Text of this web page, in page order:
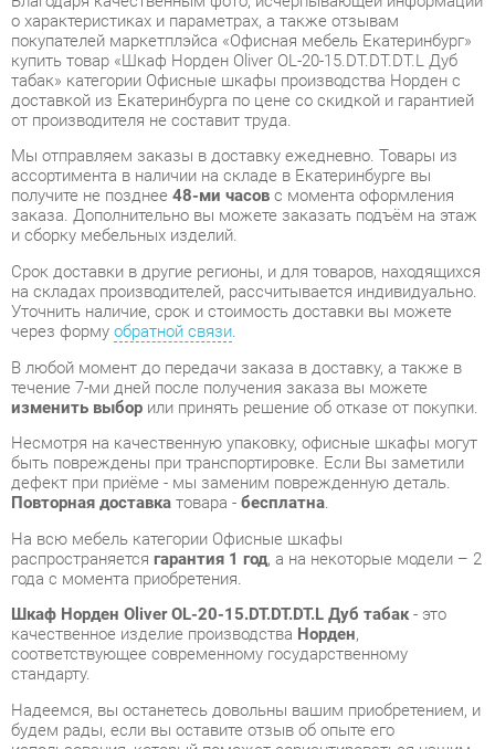
от производителя не составит труда.
Мы отправляем заказы в доставку ежедневно. Товары из
ассортимента в наличии на складе в Екатеринбурге вы
получите не позднее48-ми часовс момента оформления
заказа. Дополнительно вы можете заказать подъём на этаж
и сборку мебельных изделий.
Срок доставки в другие регионы, и для товаров, находящихся
на складах производителей, рассчитывается индивидуально.
Уточнить наличие, срок и стоимость доставки вы можете
через формуобратной связи.
течение 7-ми дней после получения заказа вы можете
изменить выборили принять решение об отказе от покупки.
Несмотря на качественную упаковку, офисные шкафы могут
быть повреждены при транспортировке. Если Вы заметили
дефект при приёме - мы заменим поврежденную деталь.
Повторная доставкатовара -бесплатна.
На всю мебель категории Офисные шкафы
распространяетсягарантия 1 год, а на некоторые модели – 2
года с момента приобретения.
Шкаф Норден Oliver OL-20-15.DT.DT.DT.L Дуб табак - это
качественное изделие производстваНорден
соответствующее современному государственному
стандарту.
Надеемся, вы останетесь довольны вашим приобретением, и
использования, который поможет сориентироваться нашим
будущим покупателям.
Кроме формы
e-mail, телефону в Екатеринбурге и через мессенджеры
Telegram и WhatsApp.